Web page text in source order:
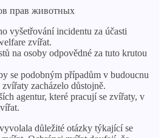
vyšetřování incidentu za účasti
zvířat.
na osoby odpovědné za tuto krutou
se podobným případům v budoucnu
zacházelo důstojně.
agentur, které pracují se zvířaty, v
důležité otázky týkající se